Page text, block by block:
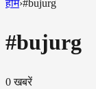
होम›#bujurg
#bujurg
0खबरें